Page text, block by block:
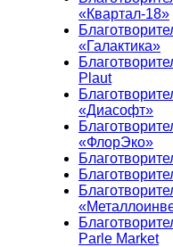
«Квартал-18»
«Галактика»
Plaut
«Диасофт»
«ФлорЭко»
Parle Market